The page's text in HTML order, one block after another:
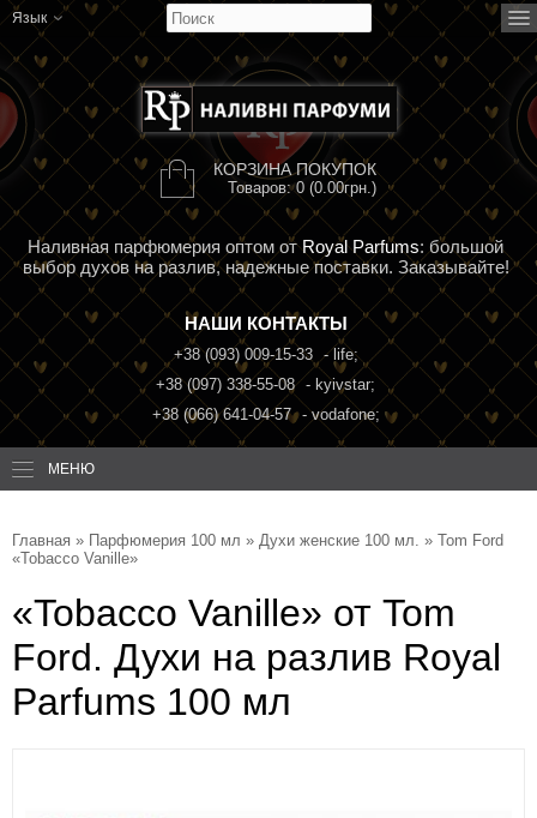
Язык
КОРЗИНА ПОКУПОК
Товаров: 0 (0.00грн.)
Наливная парфюмерия оптом отRoyal Parfums: большой
выбор духов на разлив, надежные поставки. Заказывайте!
НАШИ КОНТАКТЫ
+38 (093) 009-15-33 - life;
+38 (097) 338-55-08 - kyivstar;
+38 (066) 641-04-57 - vodafone;
МЕНЮ
Главная » Парфюмерия 100 мл » Духи женские 100 мл. » Tom Ford
«Tobacco Vanille»
«Tobacco Vanille» от Tom
Ford. Духи на разлив Royal
Parfums 100 мл